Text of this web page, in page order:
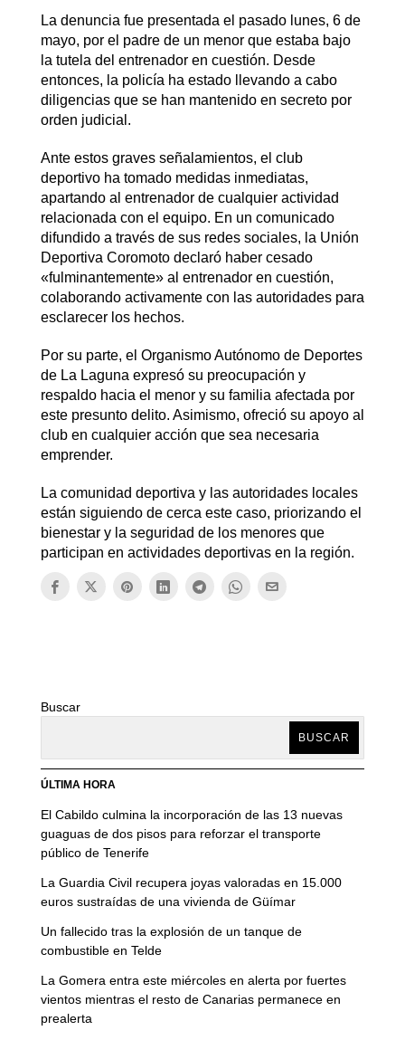
La denuncia fue presentada el pasado lunes, 6 de
mayo, por el padre de un menor que estaba bajo
la tutela del entrenador en cuestión. Desde
entonces, la policía ha estado llevando a cabo
diligencias que se han mantenido en secreto por
orden judicial.
Ante estos graves señalamientos, el club
deportivo ha tomado medidas inmediatas,
apartando al entrenador de cualquier actividad
relacionada con el equipo. En un comunicado
difundido a través de sus redes sociales, la Unión
Deportiva Coromoto declaró haber cesado
«fulminantemente» al entrenador en cuestión,
colaborando activamente con las autoridades para
esclarecer los hechos.
Por su parte, el Organismo Autónomo de Deportes
de La Laguna expresó su preocupación y
respaldo hacia el menor y su familia afectada por
este presunto delito. Asimismo, ofreció su apoyo al
club en cualquier acción que sea necesaria
emprender.
La comunidad deportiva y las autoridades locales
están siguiendo de cerca este caso, priorizando el
bienestar y la seguridad de los menores que
participan en actividades deportivas en la región.
Buscar
BUSCAR
ÚLTIMA HORA
El Cabildo culmina la incorporación de las 13 nuevas
guaguas de dos pisos para reforzar el transporte
público de Tenerife
La Guardia Civil recupera joyas valoradas en 15.000
euros sustraídas de una vivienda de Güímar
Un fallecido tras la explosión de un tanque de
combustible en Telde
La Gomera entra este miércoles en alerta por fuertes
vientos mientras el resto de Canarias permanece en
prealerta